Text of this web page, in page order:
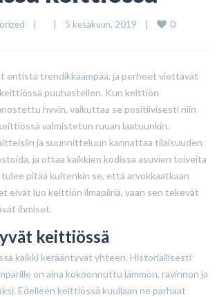
5 kesäkuun, 2019 0
entistä trendikkäämpää, ja perheet viettävät
keittiössä puuhastellen. Kun keittiön
hyvin, vaikuttaa se positiivisesti niin
valmistetun ruuan laatuunkin.
ja suunnitteluun kannattaa tilaisuuden
ja ottaa kaikkien kodissa asuvien toiveita
pitää kuitenkin se, että arvokkaatkaan
eivät luo keittiön ilmapiiriä, vaan sen tekevät
ihmiset.
keittiössä
kaikki kerääntyvät yhteen. Historiallisesti
on aina kokoonnuttu lämmön, ravinnon ja
Edelleen keittiössä kuullaan ne parhaat